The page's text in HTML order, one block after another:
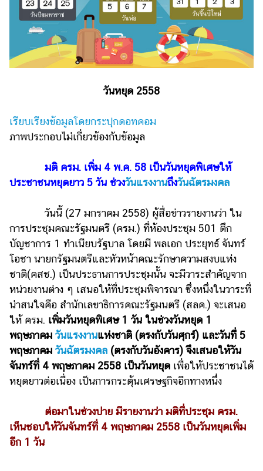
ไลฟ์
ไตล์
ดูด
ผู้ชาย
ท่อง
อาหาร
ง่ายๆ
ช้อป
ปิ้ง
รถยนต์
บ้าน
และ
การ
ตกแต่ง
ราคา
ทอง
วันหยุด 2558
เรียบเรียงข้อมูลโดยกระปุกดอทคอม
ภาพประกอบไม่เกี่ยวข้องกับข้อมูล
มติ ครม. เพิ่ม 4 พ.ค. 58 เป็นวันหยุดพิเศษให้
ประชาชนหยุดยาว 5 วัน ช่วงวันแรงงานถึงวันฉัตรมงคล
วันนี้ (27 มกราคม 2558) ผู้สื่อข่าวรายงานว่า ใน
การประชุมคณะรัฐมนตรี (ครม.) ที่ห้องประชุม 501 ตึก
บัญชาการ 1 ทำเนียบรัฐบาล โดยมี พลเอก ประยุทธ์ จันทร์
โอชา นายกรัฐมนตรีและหัวหน้าคณะรักษาความสงบแห่ง
ชาติ(คสช.) เป็นประธานการประชุมนั้น จะมีวาระสำคัญจาก
หน่วยงานต่าง ๆ เสนอให้ที่ประชุมพิจารณา ซึ่งหนึ่งในวาระที่
น่าสนใจคือ สำนักเลขาธิการคณะรัฐมนตรี (สลค.) จะเสนอ
ให้ ครม. เพิ่มวันหยุดพิเศษ 1 วัน ในช่วงวันหยุด 1
พฤษภาคม วันแรงงานแห่งชาติ (ตรงกับวันศุกร์) และวันที่ 5
พฤษภาคม วันฉัตรมงคล (ตรงกับวันอังคาร) จึงเสนอให้วัน
จันทร์ที่ 4 พฤษภาคม 2558 เป็นวันหยุด เพื่อให้ประชาชนได้
หยุดยาวต่อเนื่อง เป็นการกระตุ้นเศรษฐกิจอีกทางหนึ่ง
ต่อมาในช่วงบ่าย มีรายงานว่า มติที่ประชุม ครม.
เห็นชอบให้วันจันทร์ที่ 4 พฤษภาคม 2558 เป็นวันหยุดเพิ่ม
อีก 1 วัน